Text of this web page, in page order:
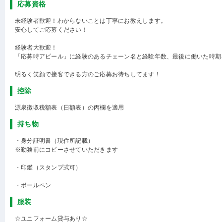
応募資格
未経験者歓迎！わからないことは丁寧にお教えします。
安心してご応募ください！
経験者大歓迎！
「応募時アピール」に経験のあるチェーン名と経験年数、最後に働いた時
明るく笑顔で接客できる方のご応募お待ちしてます！
控除
源泉徴収税額表（日額表）の丙欄を適用
持ち物
・身分証明書（現住所記載）
※勤務前にコピーさせていただきます
・印鑑（スタンプ式可）
・ボールペン
服装
☆ユニフォーム貸与あり☆